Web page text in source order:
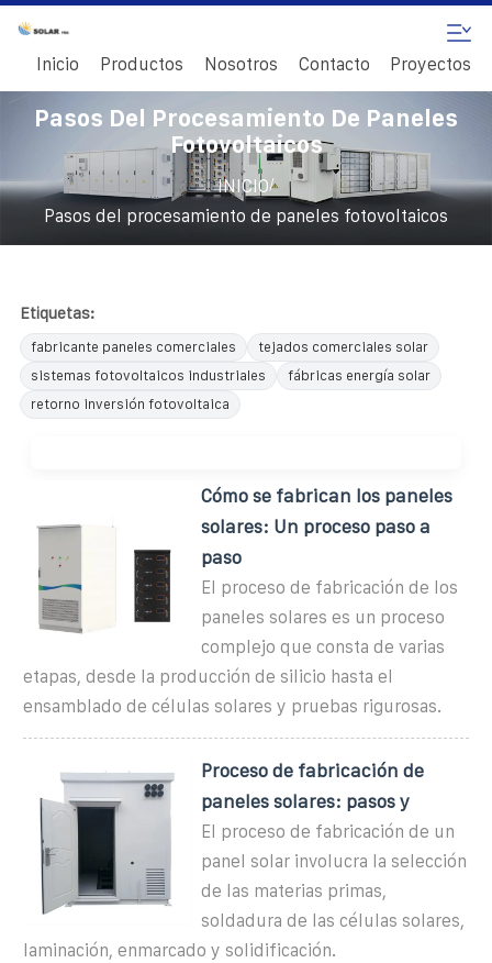
Inicio Productos Nosotros Contacto Proyectos
Pasos Del Procesamiento De Paneles
Fotovoltaicos
INICIO/
Pasos del procesamiento de paneles fotovoltaicos
Etiquetas:
fabricante paneles comerciales
tejados comerciales solar
sistemas fotovoltaicos industriales
fábricas energía solar
retorno inversión fotovoltaica
Cómo se fabrican los paneles
solares: Un proceso paso a
paso
El proceso de fabricación de los
paneles solares es un proceso
complejo que consta de varias
etapas, desde la producción de silicio hasta el
ensamblado de células solares y pruebas rigurosas.
Proceso de fabricación de
paneles solares: pasos y
El proceso de fabricación de un
panel solar involucra la selección
de las materias primas,
soldadura de las células solares,
laminación, enmarcado y solidificación.